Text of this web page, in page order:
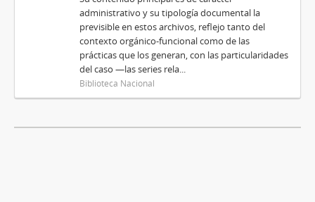
administrativo y su tipología documental la
previsible en estos archivos, reflejo tanto del
contexto orgánico-funcional como de las
prácticas que los generan, con las particularidades
del caso —las series rela...
Biblioteca Nacional